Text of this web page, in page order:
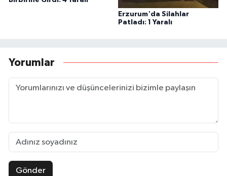
Erzurum'da Silahlar
Patladı: 1 Yaralı
Yorumlar
Gönder